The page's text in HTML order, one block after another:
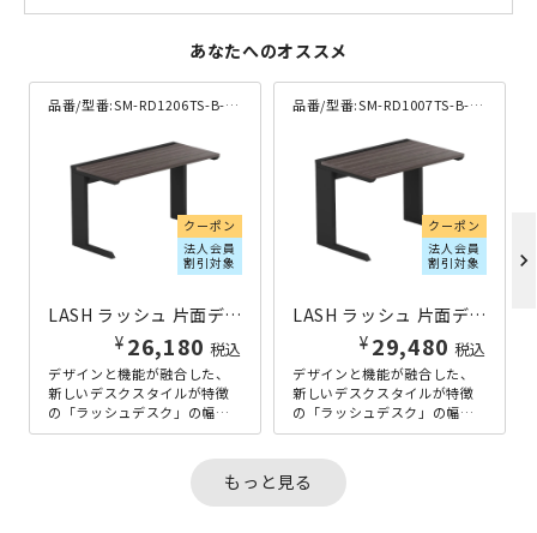
あなたへのオススメ
品番/型番:SM-RD1206TS-B-DA
クーポン
法人会員
割引対象
LASH ラッシュ 片面デスク ティーレッグタイプ W1200×D600×H720 ブラック
¥ 26,180 税込
デザインと機能が融合した、
新しいデスクスタイルが特徴
の「ラッシュデスク」の幅
1200mm×奥行600mmタイ
品番/型番:SM-RD1007TS-B-DA
クーポン
法人会員
割引対象
LASH ラッシュ 片面デスク ティーレッグタイプ W1000×D700×H720 ブラック
¥ 29,480 税込
デザインと機能が融合した、
新しいデスクスタイルが特徴
の「ラッシュデスク」の幅
1000mm×奥行700mmタイ
chevron_right
もっと見る